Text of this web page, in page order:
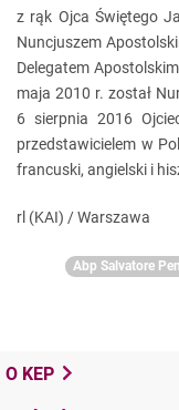
z rąk Ojca Świętego
Nuncjuszem
Delegatem
maja 2010 r. został
6 sierpnia 2016
przedstawicielem w
francuski, angielski i
rl (KAI) / Warszawa
Abp Salvatore
O KEP